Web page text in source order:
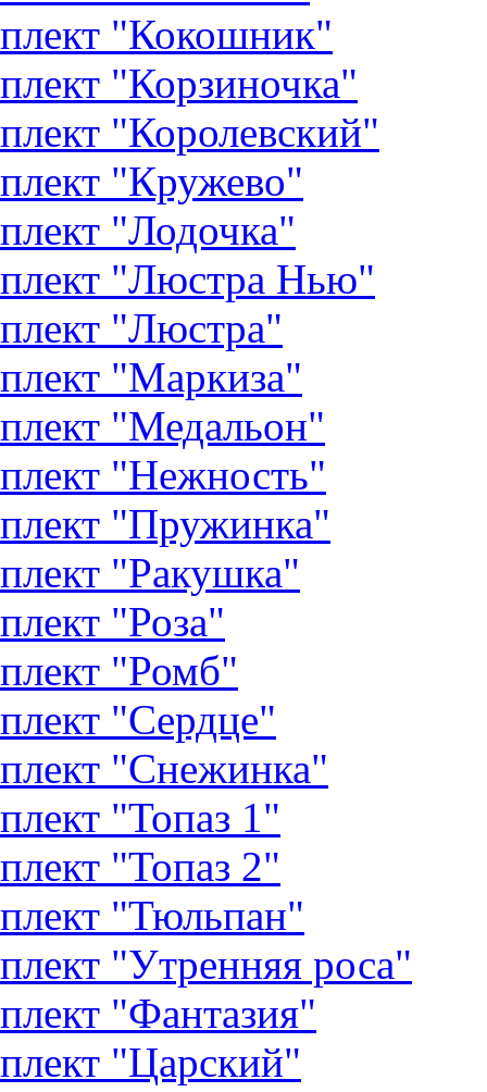
"Кокошник"
"Корзиночка"
"Королевский"
"Кружево"
"Лодочка"
"Люстра Нью"
"Люстра"
"Маркиза"
"Медальон"
"Нежность"
"Пружинка"
"Ракушка"
"Роза"
"Ромб"
"Сердце"
"Снежинка"
"Топаз 1"
"Топаз 2"
"Тюльпан"
"Утренняя роса"
"Фантазия"
"Царский"